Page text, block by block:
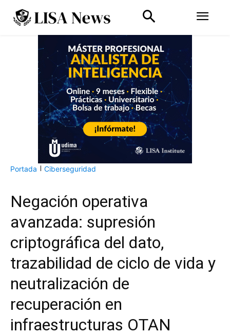
Portada Ciberseguridad
Negación operativa
avanzada: supresión
criptográfica del dato,
trazabilidad de ciclo de vida y
neutralización de
recuperación en
infraestructuras OTAN